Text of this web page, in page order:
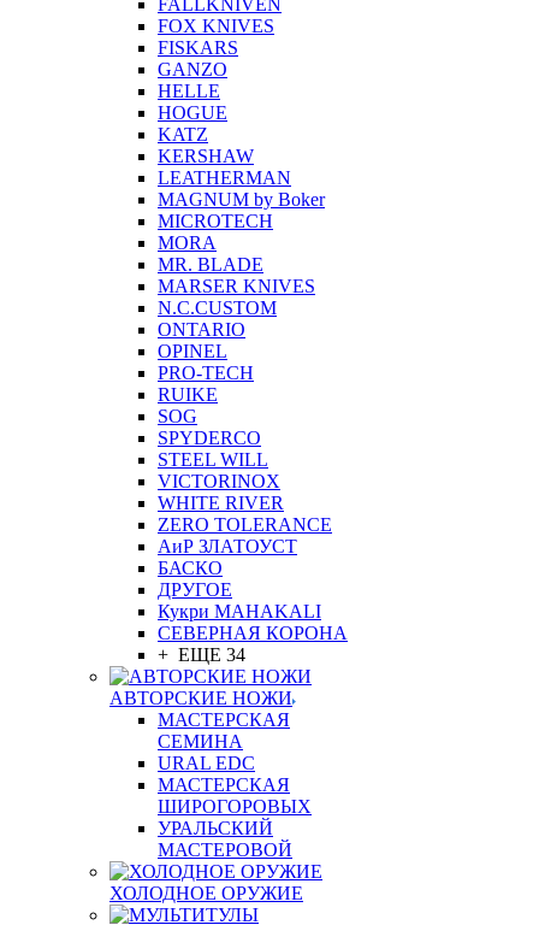
FALLKNIVEN
FOX KNIVES
FISKARS
GANZO
HELLE
HOGUE
KATZ
KERSHAW
LEATHERMAN
MAGNUM by Boker
MICROTECH
MORA
MR. BLADE
MARSER KNIVES
N.C.CUSTOM
ONTARIO
OPINEL
PRO-TECH
RUIKE
SOG
SPYDERCO
STEEL WILL
VICTORINOX
WHITE RIVER
ZERO TOLERANCE
АиР ЗЛАТОУСТ
БАСКО
ДРУГОЕ
Кукри MAHAKALI
СЕВЕРНАЯ КОРОНА
+ ЕЩЕ 34
АВТОРСКИЕ НОЖИ
МАСТЕРСКАЯ
СЕМИНА
URAL EDC
МАСТЕРСКАЯ
ШИРОГОРОВЫХ
УРАЛЬСКИЙ
МАСТЕРОВОЙ
ХОЛОДНОЕ ОРУЖИЕ